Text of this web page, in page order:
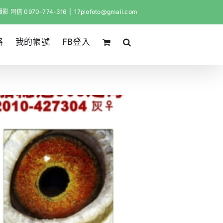
影 阿信 0970-774-316 17plofoto@gmail.com
我的帳號 FB登入